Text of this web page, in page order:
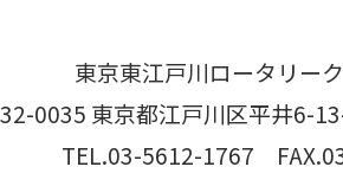
東京東江戸川ロータリー
0035 東京都江戸川区平井6-
TEL.03-5612-1767